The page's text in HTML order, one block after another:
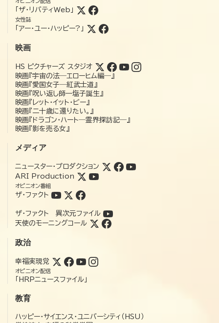
「ザ・リバティWeb」
女性誌
「アー・ユー・ハッピー?」
映画
HS ピクチャーズ スタジオ
映画『宇宙の法―エローヒム編―』
映画『愛国女子―紅武士道』
映画『呪い返し師—塩子誕生』
映画『レット・イット・ビー』
映画『二十歳に還りたい。』
映画『ドラゴン・ハート―霊界探訪記―』
映画『影を売る女』
メディア
ニュースター・プロダクション
ARI Production
オピニオン番組
ザ・ファクト
ザ・ファクト 異次元ファイル
天使のモーニングコール
政治
幸福実現党
オピニオン配信
「HRPニュースファイル」
教育
ハッピー・サイエンス・ユニバーシティ（HSU）